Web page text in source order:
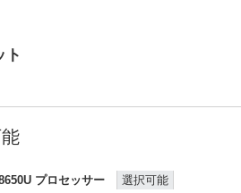
ト
プロセッサー 選択可能